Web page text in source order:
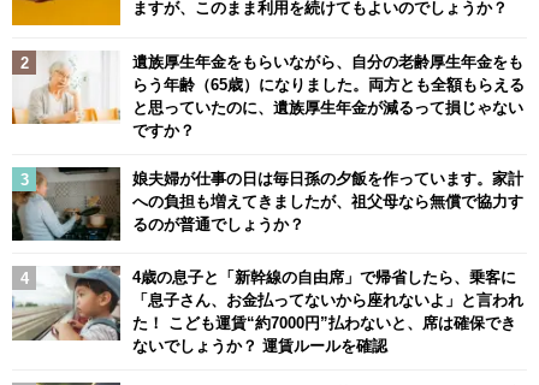
ますが、このまま利用を続けてもよいのでしょうか？
遺族厚生年金をもらいながら、自分の老齢厚生年金をも
らう年齢（65歳）になりました。両方とも全額もらえる
と思っていたのに、遺族厚生年金が減るって損じゃない
ですか？
娘夫婦が仕事の日は毎日孫の夕飯を作っています。家計
への負担も増えてきましたが、祖父母なら無償で協力す
るのが普通でしょうか？
4歳の息子と「新幹線の自由席」で帰省したら、乗客に
「息子さん、お金払ってないから座れないよ」と言われ
た！ こども運賃“約7000円”払わないと、席は確保でき
ないでしょうか？ 運賃ルールを確認